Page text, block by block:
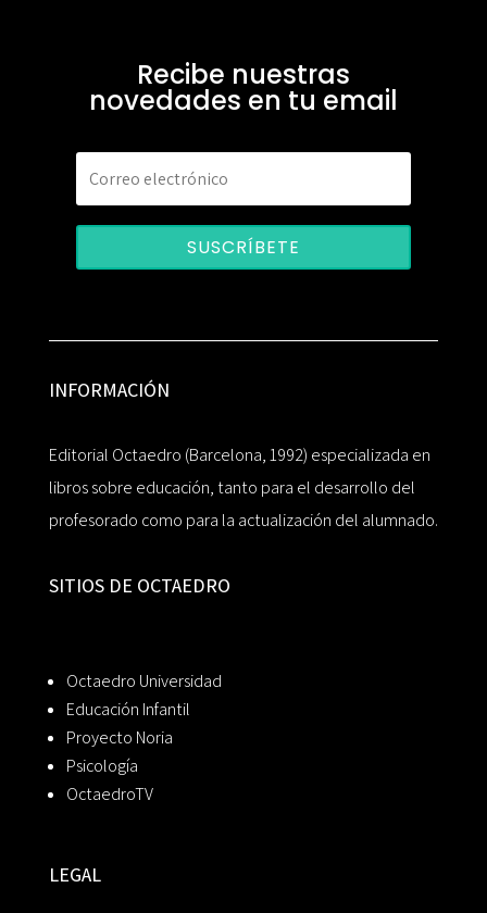
Recibe nuestras
novedades en tu email
SUSCRÍBETE
INFORMACIÓN
Editorial Octaedro (Barcelona, 1992) especializada en
libros sobre educación, tanto para el desarrollo del
profesorado como para la actualización del alumnado.
SITIOS DE OCTAEDRO
Octaedro Universidad
Educación Infantil
Proyecto Noria
Psicología
OctaedroTV
LEGAL